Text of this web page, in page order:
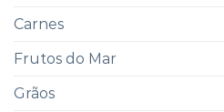
Carnes
Frutos do Mar
Grãos